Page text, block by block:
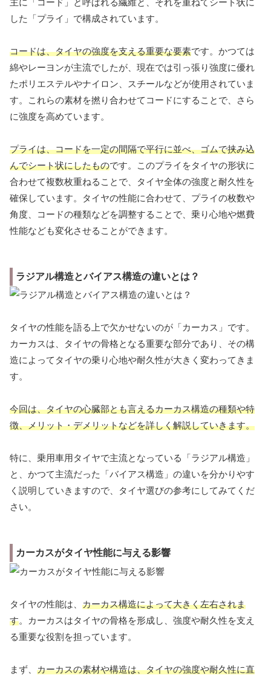
した「プライ」で構成されています。
コードは、タイヤの強度を支える重要な要素です。かつては
綿やレーヨンが主流でしたが、現在では引っ張り強度に優れ
たポリエステルやナイロン、スチールなどが使用されていま
す。これらの素材を撚り合わせてコードにすることで、さら
に強度を高めています。
プライは、コードを一定の間隔で平行に並べ、ゴムで挟み込
んでシート状にしたものです。このプライをタイヤの形状に
合わせて複数枚重ねることで、タイヤ全体の強度と耐久性を
確保しています。タイヤの性能に合わせて、プライの枚数や
角度、コードの種類などを調整することで、乗り心地や燃費
性能なども変化させることができます。
ラジアル構造とバイアス構造の違いとは？
タイヤの性能を語る上で欠かせないのが「カーカス」です。
カーカスは、タイヤの骨格となる重要な部分であり、その構
造によってタイヤの乗り心地や耐久性が大きく変わってきま
す。
今回は、タイヤの心臓部とも言えるカーカス構造の種類や特
徴、メリット・デメリットなどを詳しく解説していきます。
特に、乗用車用タイヤで主流となっている「ラジアル構造」
と、かつて主流だった「バイアス構造」の違いを分かりやす
く説明していきますので、タイヤ選びの参考にしてみてくだ
さい。
カーカスがタイヤ性能に与える影響
タイヤの性能は、 カーカス構造によって大きく左右されま
す。カーカスはタイヤの骨格を形成し、強度や耐久性を支え
る重要な役割を担っています。
まず、 カーカスの素材や構造は、タイヤの強度や耐久性に直